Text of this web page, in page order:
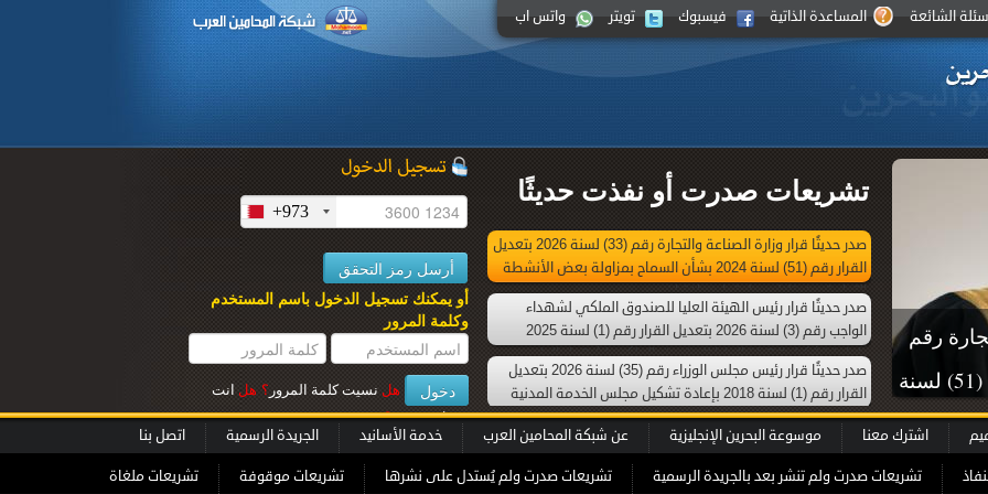
الشائعة المساعدة الذاتية فيسبوك تويتر واتس اب
تشريعات صدرت أو نفذت حديثًا
صدر حديثًا قرار وزارة الصناعة والتجارة رقم (33) لسنة 2026 بتعديل
القرار رقم (51) لسنة 2024 بشأن السماح بمزاولة بعض الأنشطة
التجارية من خلال محل تجاري افتراضي
صدر حديثًا قرار رئيس الهيئة العليا للصندوق الملكي لشهداء
الواجب رقم (3) لسنة 2026 بتعديل القرار رقم (1) لسنة 2025
بإعادة تشكيل الهيئة العليا للصندوق الملكي لشهداء الواجب
صدر حديثًا قرار رئيس مجلس الوزراء رقم (35) لسنة 2026 بتعديل
القرار رقم (1) لسنة 2018 بإعادة تشكيل مجلس الخدمة المدنية
رقم
(33) لسنة 2026 بتعديل القرار رقم (51) لسنة
+973
أو يمكنك تسجيل الدخول باسم المستخدم
وكلمة المرور
هل نسيت كلمة المرور ؟ هل انت
عميل جديــد؟
اشترك معنا موسوعة البحرين الإنجليزية عن شبكة المحامين العرب خدمة الأسانيد الجريدة الرسمية اتصل بنا
تشريعات صدرت ولم تنشر بعد بالجريدة الرسمية تشريعات صدرت ولم يُستدل على نشرها تشريعات موقوفة تشريعات ملغاة